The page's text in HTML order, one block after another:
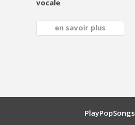
vocale.
en savoir plus
PlayPopSongs